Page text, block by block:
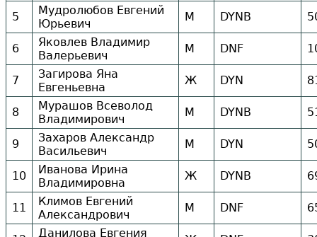
5
Мудролюбов Евгений
Юрьевич
М DYNB
6
Яковлев Владимир
Валерьевич
М DNF
7
Загирова Яна
Евгеньевна
Ж DYN
8
Мурашов Всеволод
Владимирович
М DYNB
9
Захаров Александр
Васильевич
М DYN
10
Иванова Ирина
Владимировна
Ж DYNB
11
Климов Евгений
Александрович
М DNF
Данилова Евгения